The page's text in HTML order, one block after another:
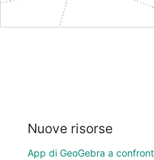
Nuove risorse
App di GeoGebra a